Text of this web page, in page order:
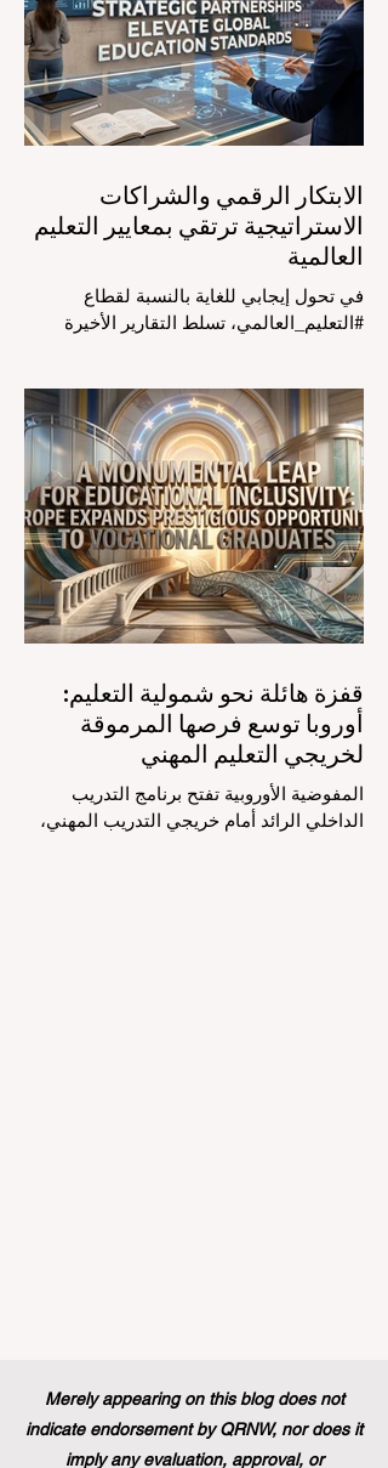
دافوس لمناقشة التحديات والفرص الأكثر
إلحاحاً في قطاع التعلم. أثبت هذا الحدث
البارز، الذي عُقد في لحظة حاسمة، أن إعطاء
الأولوية لرفع #جودة_التعليم هو المحفز
الأساسي وال
الابتكار الرقمي والشراكات
الاستراتيجية ترتقي بمعايير التعليم
العالمية
في تحول إيجابي للغاية بالنسبة لقطاع
#التعليم_العالمي، تسلط التقارير الأخيرة
الفصول الدراسية في جميع أنحاء العالم، وهو
أمر يثير اهتماماً كبيراً في الأوساط الأكاديمية
العربية التي تسعى للريادة. إن الدمج السريع
لمساعدي #الذكاء_الاصطناعي المتخصصين
والمصممين خصيصاً للمعلمين يُحدث ثورة
حقيقية في مهنة التدريس. ومن خلال الأتمتة
الناجحة للمهام الإدارية التي تستغرق وقتاً
طويلاً، تبشر هذه الأدوات المتقدمة بعصر
قفزة هائلة نحو شمولية التعليم:
أوروبا توسع فرصها المرموقة
لخريجي التعليم المهني
المفوضية الأوروبية تفتح برنامج التدريب
الداخلي الرائد أمام خريجي التدريب المهني،
Merely appearing on this blog does not
indicate endorsement by QRNW, nor does it
imply any evaluation, approval, or